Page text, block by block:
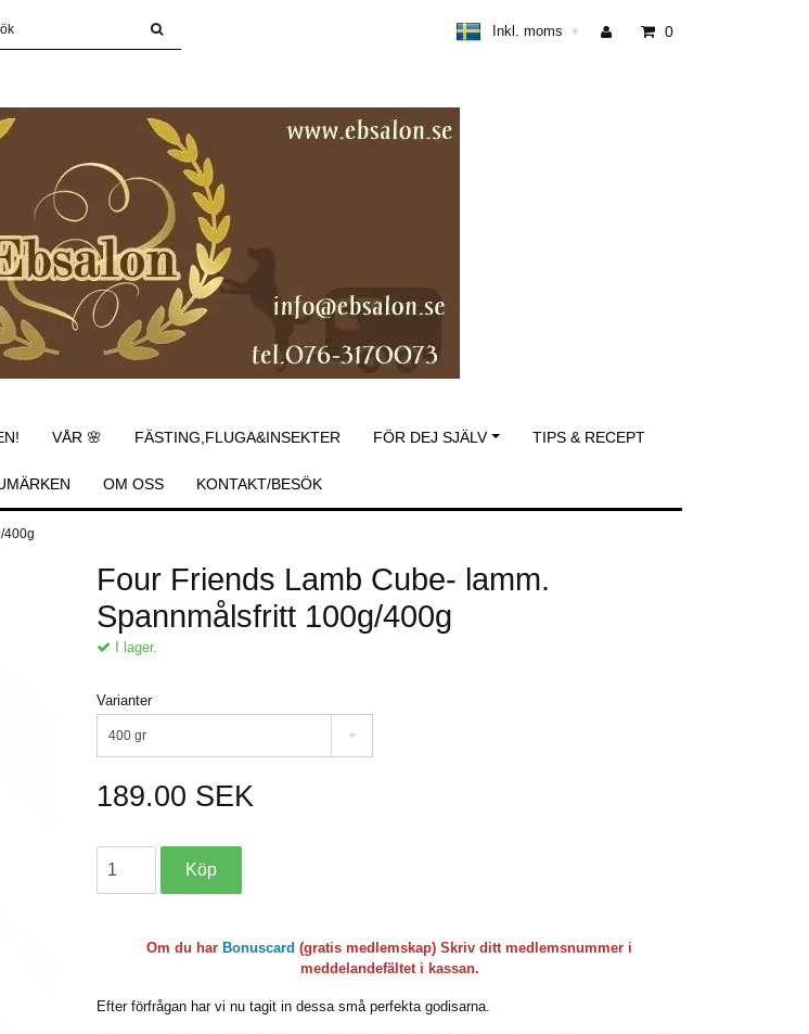
Inkl. moms ▾ 0
VÅR 🌸 FÄSTING,FLUGA&INSEKTER FÖR DEJ SJÄLV TIPS & RECEPT
OM OSS KONTAKT/BESÖK
400g
Four Friends Lamb Cube- lamm.
Spannmålsfritt 100g/400g
I lager.
Varianter
400 gr
189.00 SEK
Om du har Bonuscard (gratis medlemskap) Skriv ditt medlemsnummer i
meddelandefältet i kassan.
Efter förfrågan har vi nu tagit in dessa små perfekta godisarna.